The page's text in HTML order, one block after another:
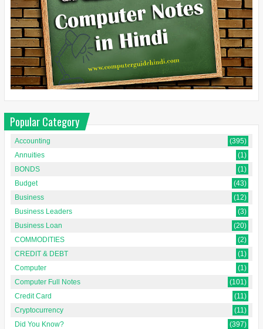
Popular Category
Accounting
(395)
Annuities
(1)
BONDS
(1)
Budget
(43)
Business
(12)
Business Leaders
(3)
Business Loan
(20)
COMMODITIES
(2)
CREDIT & DEBT
(1)
Computer
(1)
Computer Full Notes
(101)
Credit Card
(11)
Cryptocurrency
(11)
Did You Know?
(397)